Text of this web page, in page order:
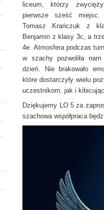
liceum, którzy
pierwsze sześć miejsc.
Tomasz Krańczuk z
Benjamin z klasy 3c, a
4e. Atmosfera podczas
w szachy pozwoliła
dzień. Nie brakowało
które dostarczyły wielu
uczestnikom, jak i
Dziękujemy LO 5 za
szachowa współpraca